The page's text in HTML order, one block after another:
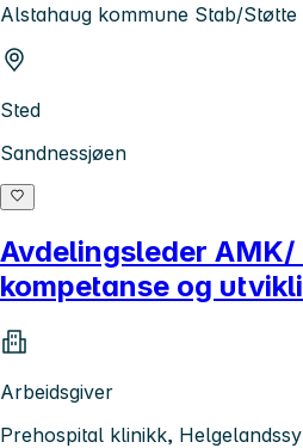
Alstahaug kommune Stab/Støtte
Sted
Sandnessjøen
Avdelingsleder
kompetanse og
Arbeidsgiver
Prehospital klinikk,